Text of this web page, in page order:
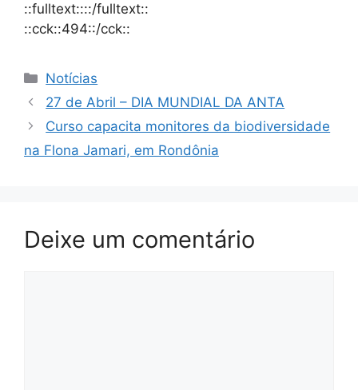
::fulltext::::/fulltext::
::cck::494::/cck::
Notícias
27 de Abril – DIA MUNDIAL DA ANTA
Curso capacita monitores da biodiversidade
na Flona Jamari, em Rondônia
Deixe um comentário